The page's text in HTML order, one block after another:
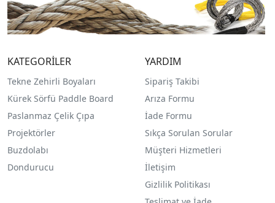
KATEGORİLER
Tekne Zehirli Boyaları
Kürek Sörfü Paddle Board
Paslanmaz Çelik Çıpa
Projektörler
Buzdolabı
Dondurucu
YARDIM
Sipariş Takibi
Arıza Formu
İade Formu
Sıkça Sorulan Sorular
Müşteri Hizmetleri
İletişim
Gizlilik Politikası